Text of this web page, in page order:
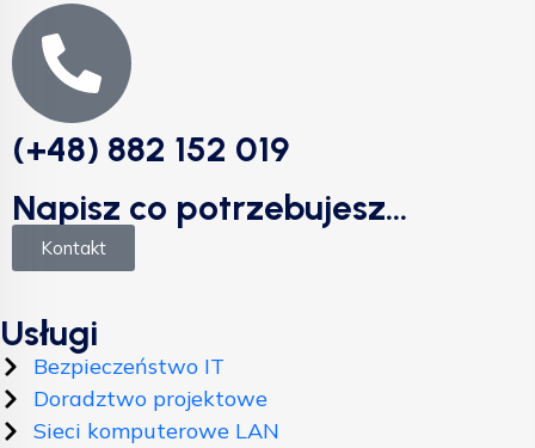
(+48) 882 152 019
Napisz co potrzebujesz...
Kontakt
Usługi
Bezpieczeństwo IT
Doradztwo projektowe
Sieci komputerowe LAN